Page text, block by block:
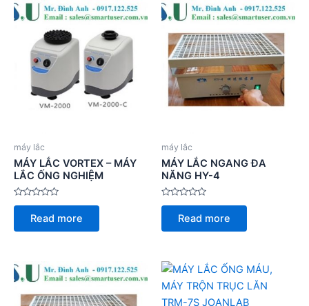
máy lắc
MÁY LẮC VORTEX – MÁY
LẮC ỐNG NGHIỆM
Rated
of
Read more
máy lắc
MÁY LẮC NGANG ĐA
NĂNG HY-4
Rated
of
Read more